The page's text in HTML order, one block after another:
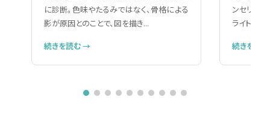
に診断。色味やたるみではなく、骨格による
影が原因とのことで、図を描き...
続きを読む →
ンセリン
ライトで細
続きを読